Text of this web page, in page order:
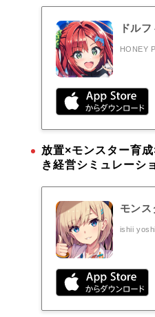
ドル
HONEY
放置×モンスター育
き経営シミュレーシ
モン
ishii